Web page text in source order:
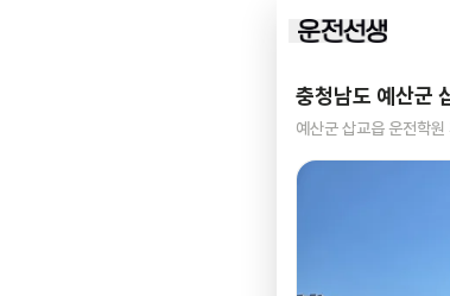
충청남도 예산군
예산군 삽교읍 운전학원